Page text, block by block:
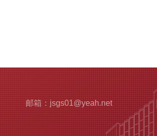
邮箱：jsgs01@yeah.net